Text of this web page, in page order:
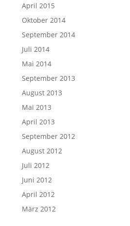
April 2015
Oktober 2014
September 2014
Juli 2014
Mai 2014
September 2013
August 2013
Mai 2013
April 2013
September 2012
August 2012
Juli 2012
Juni 2012
April 2012
März 2012